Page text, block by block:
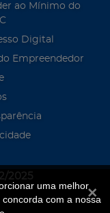
uma melhor
com a nossa
ao Mínimo do
Digital
Empreendedor
2025